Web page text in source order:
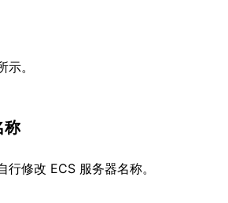
。
称
行修改 ECS 服务器名称。